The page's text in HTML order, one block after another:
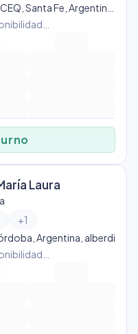
Laura
+1
Argentina, alberdi